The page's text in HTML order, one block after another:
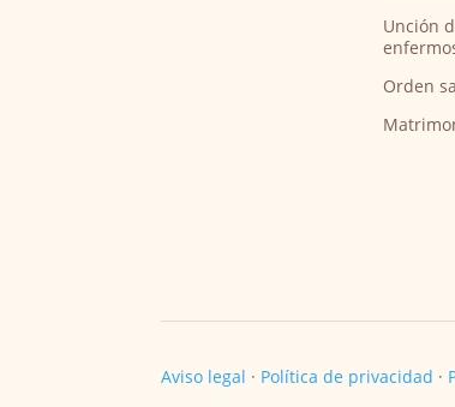
Unción
Orden
Aviso legal · Política de privacidad ·